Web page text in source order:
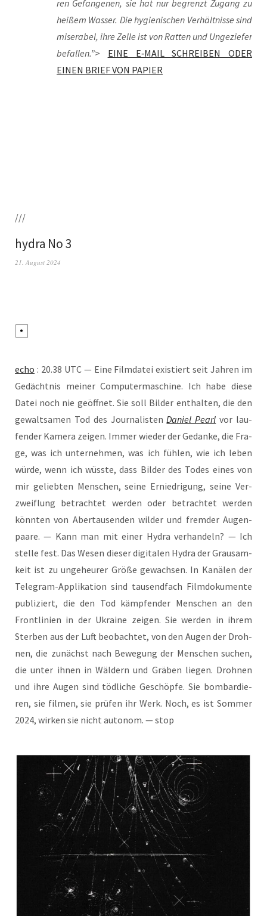
ren Gefan­ge­nen, sie hat nur begrenzt Zugang zu
hei­ßem Was­ser. Die hygie­ni­schen Ver­hält­nis­se sind
mise­ra­bel, ihre Zel­le ist von Rat­ten und Unge­zie­fer
befal­len.”> EINE E‑MAIL SCHREIBEN ODER
EINEN BRIEF VON PAPIER
///
hydra No 3
21. August 2024
echo : 20.38 UTC — Eine Film­da­tei exis­tiert seit Jah­ren im
Gedächt­nis mei­ner Com­pu­ter­ma­schi­ne. Ich habe die­se
Datei noch nie geöff­net. Sie soll Bil­der ent­hal­ten, die den
gewalt­sa­men Tod des Jour­na­lis­tenDani­el Pearl vor lau­
fen­der Kame­ra zei­gen. Immer wie­der der Gedan­ke, die Fra­
ge, was ich unter­neh­men, was ich füh­len, wie ich leben
wür­de, wenn ich wüss­te, dass Bil­der des Todes eines von
mir gelieb­ten Men­schen, sei­ne Ernied­ri­gung, sei­ne Ver­
zweif­lung betrach­tet wer­den oder betrach­tet wer­den
könn­ten von Aber­tau­sen­den wil­der und frem­der Augen­
paa­re. — Kann man mit einer Hydra ver­han­deln? — Ich
stel­le fest. Das Wesen die­ser digi­ta­len Hydra der Grau­sam­
keit ist zu unge­heu­rer Grö­ße gewach­sen. In Kanä­len der
Tele­gram-Appli­ka­ti­on sind tau­send­fach Film­do­ku­men­te
publi­ziert, die den Tod kämp­fen­der Men­schen an den
Front­li­ni­en in der Ukrai­ne zei­gen. Sie wer­den in ihrem
Ster­ben aus der Luft beob­ach­tet, von den Augen der Droh­
nen, die zunächst nach Bewe­gung der Men­schen suchen,
die unter ihnen in Wäl­dern und Grä­ben lie­gen. Droh­nen
und ihre Augen sind töd­li­che Geschöp­fe. Sie bom­bar­die­
ren, sie fil­men, sie prü­fen ihr Werk. Noch, es ist Som­mer
2024, wir­ken sie nicht auto­nom. — stop